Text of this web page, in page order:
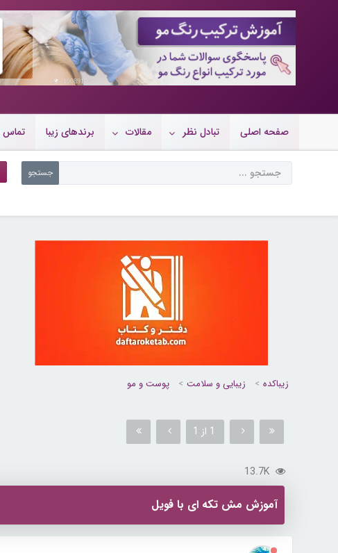
10089170
صفحه اصلی تبادل نظر مقالات برندهای زیبا تماس
زیباکده زیبایی و سلامت پوست و مو
1 از 1
13.7K
آموزش مش تکه ای با فویل